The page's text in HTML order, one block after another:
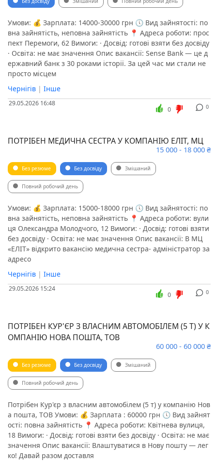
Умови: 💰 Зарплата: 14000-30000 грн 🕔 Вид зайнятості: по
вна зайнятість, неповна зайнятість 📍 Адреса роботи: прос
пект Перемоги, 62 Вимоги: · Досвід: готові взяти без досвіду
· Освіта: не має значення Опис вакансії: Sense Bank — це д
ержавний банк з 30 роками історії. За цей час ми стали не
просто місцем
Чернігів | Інше
29.05.2026 16:48 0
0
ПОТРІБЕН МЕДИЧНА СЕСТРА У КОМПАНІЮ ЕЛІТ, МЦ
15 000 - 18 000 ₴
Без резюме Без досвіду Змішаний
Повний робочий день
Умови: 💰 Зарплата: 15000-18000 грн 🕔 Вид зайнятості: по
вна зайнятість, неповна зайнятість 📍 Адреса роботи: вули
ця Олександра Молодчого, 12 Вимоги: · Досвід: готові взяти
без досвіду · Освіта: не має значення Опис вакансії: В МЦ
«ЕЛІТ» відкрито вакансію медична сестра- адміністратор за
адресо
Чернігів | Інше
29.05.2026 15:24 0
0
ПОТРІБЕН КУР'ЄР З ВЛАСНИМ АВТОМОБІЛЕМ (5 Т) У К
ОМПАНІЮ НОВА ПОШТА, ТОВ
60 000 - 60 000 ₴
Без резюме Без досвіду Змішаний
Повний робочий день
Потрібен Кур'єр з власним автомобілем (5 т) у компанію Нов
а пошта, ТОВ Умови: 💰 Зарплата : 60000 грн 🕔 Вид зайнят
ості: повна зайнятість 📍 Адреса роботи: Квітнева вулиця,
18 Вимоги: · Досвід: готові взяти без досвіду · Освіта: не має
значення Опис вакансії: Влаштуватися в Нову пошту — лег
ко! Давай разом доставля